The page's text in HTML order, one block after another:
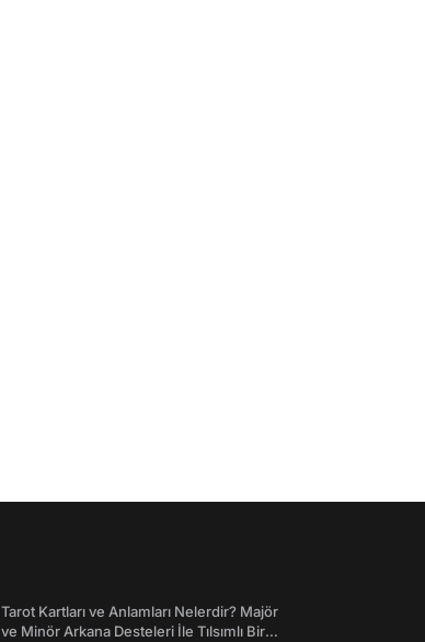
Tarot Kartları ve Anlamları Nelerdir? Majör
ve Minör Arkana Desteleri İle Tılsımlı Bir